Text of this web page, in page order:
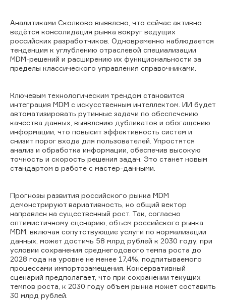
Аналитиками Сколково выявлено, что сейчас активно
ведётся консолидация рынка вокруг ведущих
российских разработчиков. Одновременно наблюдается
тенденция к углублению отраслевой специализации
MDM-решений и расширению их функциональности за
пределы классического управления справочниками.
Ключевым технологическим трендом становится
интеграция MDM с искусственным интеллектом. ИИ будет
автоматизировать рутинные задачи по обеспечению
качества данных, выявлению дубликатов и обогащению
информации, что повысит эффективность систем и
снизит порог входа для пользователей. Упростятся
анализ и обработка информации, обеспечив высокую
точность и скорость решения задач. Это станет новым
стандартом в работе с мастер-данными.
Прогнозы развития российского рынка MDM
демонстрируют вариативность, но общий вектор
направлен на существенный рост. Так, согласно
оптимистичному сценарию, объем российского рынка
MDM, включая сопутствующие услуги по нормализации
данных, может достичь 58 млрд рублей к 2030 году, при
условии сохранения среднегодового темпа роста до
2028 года на уровне не менее 17,4%, подпитываемого
процессами импортозамещения. Консервативный
сценарий предполагает, что при сохранении текущих
темпов роста, к 2030 году объем рынка может составить
30 млрд рублей.